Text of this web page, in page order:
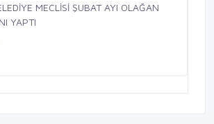
MECLİSİ ŞUBAT AYI OLAĞAN
YAPTI